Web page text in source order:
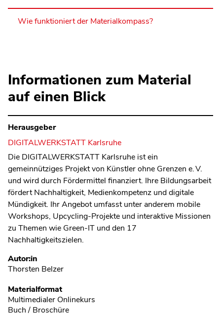
Wie funktioniert der Materialkompass?
Informationen zum Material
auf einen Blick
Herausgeber
DIGITALWERKSTATT Karlsruhe
Die DIGITALWERKSTATT Karlsruhe ist ein
gemeinnütziges Projekt von Künstler ohne Grenzen e. V.
und wird durch Fördermittel finanziert. Ihre Bildungsarbeit
fördert Nachhaltigkeit, Medienkompetenz und digitale
Mündigkeit. Ihr Angebot umfasst unter anderem mobile
Workshops, Upcycling-Projekte und interaktive Missionen
zu Themen wie Green-IT und den 17
Nachhaltigkeitszielen.
Metadaten
Autor:in
Thorsten Belzer
Materialformat
Multimedialer Onlinekurs
Buch / Broschüre